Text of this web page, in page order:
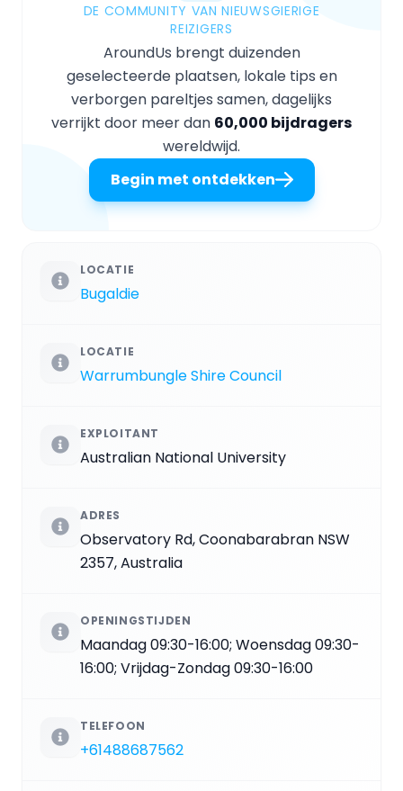
DE COMMUNITY VAN NIEUWSGIERIGE
REIZIGERS
AroundUs brengt duizenden
geselecteerde plaatsen, lokale tips en
verborgen pareltjes samen, dagelijks
verrijkt door meer dan 60,000 bijdragers
wereldwijd.
Begin met ontdekken
LOCATIE
Bugaldie
LOCATIE
Warrumbungle Shire Council
EXPLOITANT
Australian National University
ADRES
Observatory Rd, Coonabarabran NSW
2357, Australia
OPENINGSTIJDEN
Maandag 09:30-16:00; Woensdag 09:30-
16:00; Vrijdag-Zondag 09:30-16:00
TELEFOON
+61488687562